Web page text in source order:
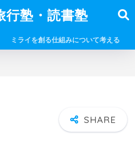
行塾・読書塾
ミライを創る仕組みについて考える